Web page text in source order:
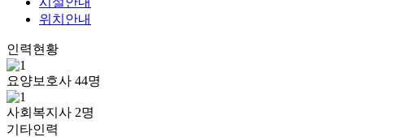
위치안내
인력현황
요양보호사 44명
사회복지사 2명
기타인력